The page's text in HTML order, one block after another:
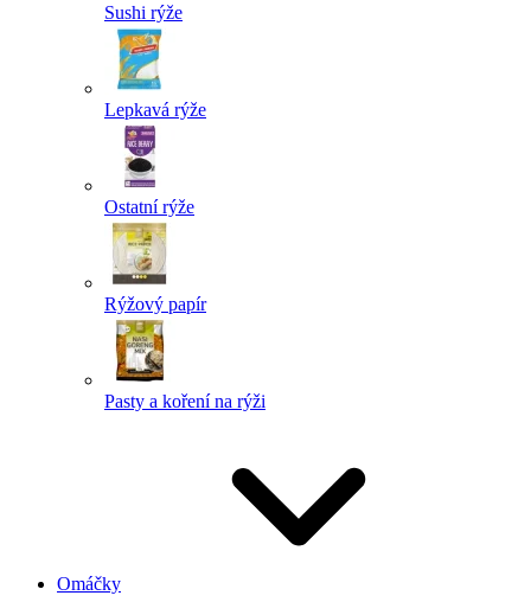
Sushi rýže
Lepkavá rýže
Ostatní rýže
Rýžový papír
Pasty a koření na rýži
Omáčky